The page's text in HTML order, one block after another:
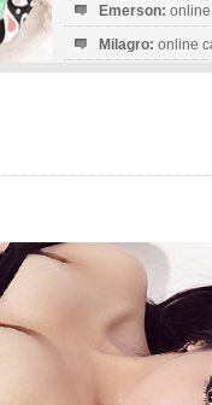
Emerson:
Milagro: online